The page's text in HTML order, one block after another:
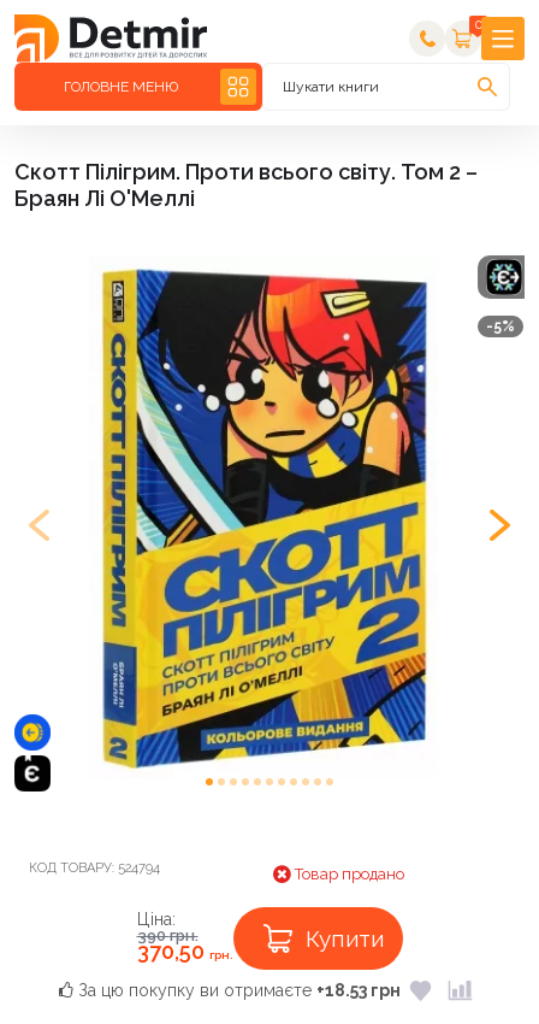
0
ГОЛОВНЕ МЕНЮ Шукати книги
Скотт Пілігрим. Проти всього світу. Том 2 –
Браян Лі О'Меллі
-5%
КОД ТОВАРУ: 524794 Товар продано
Ціна:
390грн.
370,50 грн.
Купити
За цю покупку ви отримаєте +18.53 грн